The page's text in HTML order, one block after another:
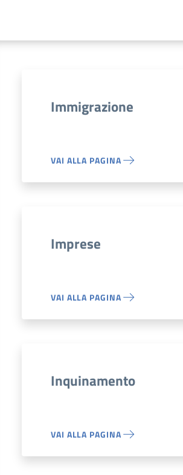
Immigrazione
VAI ALLA PAGINA
Imprese
VAI ALLA PAGINA
Inquinamento
VAI ALLA PAGINA